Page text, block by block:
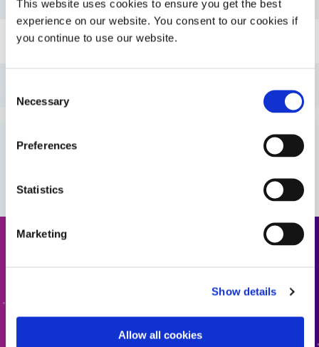
This website uses cookies to ensure you get the best
experience on our website. You consent to our cookies if
you continue to use our website.
Selection
Necessary
Preferences
Statistics
Marketing
Show details
Allow all cookies
指南：医疗器械胶粘剂（EN）
准备好迈出下一步了吗？Dymax 团队成员将很快与您联